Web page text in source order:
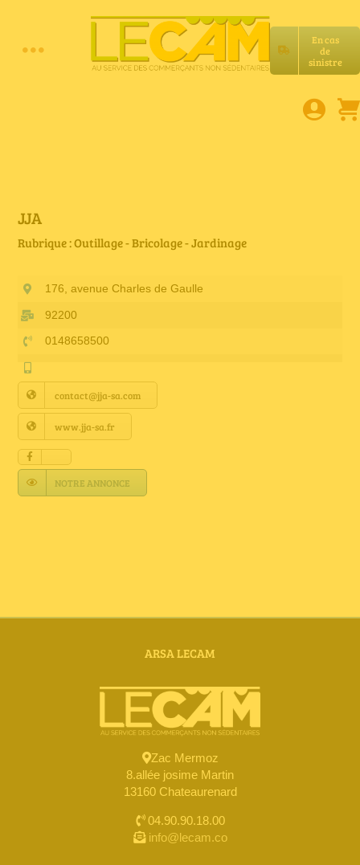
En cas
de
sinistre
Toggle
Petites annonces
Annuaire Fournisseurs
Actualités
Contact
JJA
Rubrique : Outillage - Bricolage - Jardinage
176, avenue Charles de Gaulle
92200
0148658500
contact@jja-sa.com
www.jja-sa.fr
NOTRE ANNONCE
ARSA LECAM
Zac Mermoz
8.allée josime Martin
13160 Chateaurenard
04.90.90.18.00
info@lecam.co